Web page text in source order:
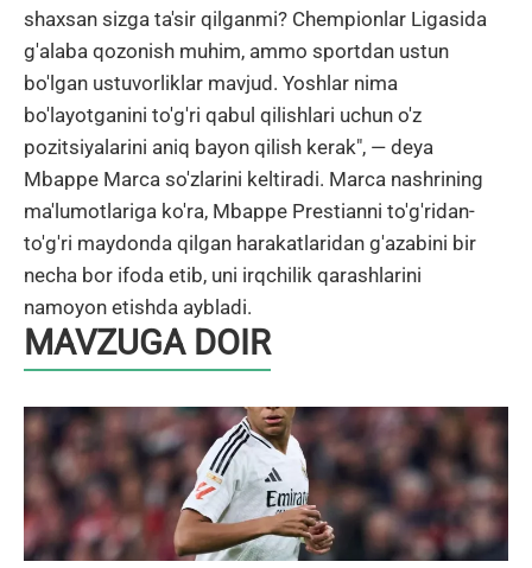
shaxsan sizga ta'sir qilganmi? Chempionlar Ligasida
g'alaba qozonish muhim, ammo sportdan ustun
bo'lgan ustuvorliklar mavjud. Yoshlar nima
bo'layotganini to'g'ri qabul qilishlari uchun o'z
pozitsiyalarini aniq bayon qilish kerak", — deya
Mbappe Marca so'zlarini keltiradi. Marca nashrining
ma'lumotlariga ko'ra, Mbappe Prestianni to'g'ridan-
to'g'ri maydonda qilgan harakatlaridan g'azabini bir
necha bor ifoda etib, uni irqchilik qarashlarini
namoyon etishda aybladi.
MAVZUGA DOIR